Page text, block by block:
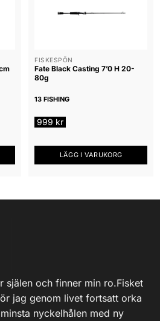
FISKESPÖN
Fate Black Casting 7’0 H 20-
80g
13 FISHING
999 kr
LÄGG I VARUKORG
själen och finner min ro.Fisket
jag genom livet fortsatt orka
nyckelhålen med ny